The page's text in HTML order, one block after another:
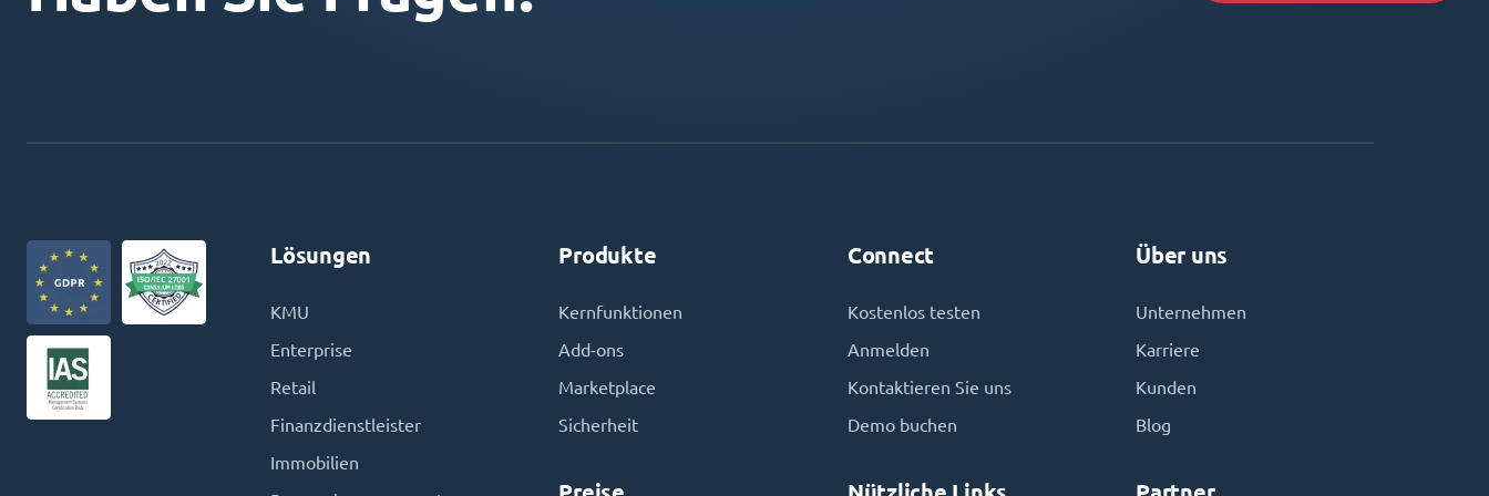
Lösungen
KMU
Enterprise
Retail
Finanzdienstleister
Immobilien
Produkte
Kernfunktionen
Add-ons
Marketplace
Sicherheit
Connect
Kostenlos testen
Anmelden
Kontaktieren Sie uns
Demo buchen
Über uns
Unternehmen
Karriere
Kunden
Blog